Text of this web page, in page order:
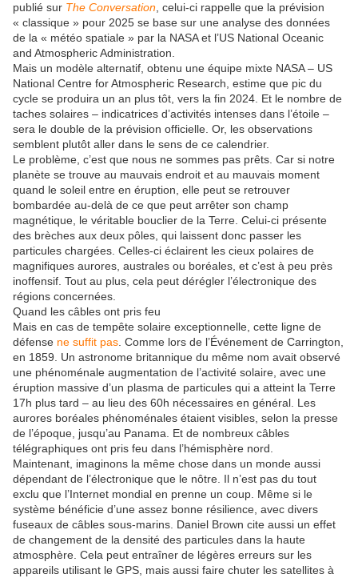
publié sur The Conversation, celui-ci rappelle que la prévision
« classique » pour 2025 se base sur une analyse des données
de la « météo spatiale » par la NASA et l’US National Oceanic
and Atmospheric Administration.
Mais un modèle alternatif, obtenu une équipe mixte NASA – US
National Centre for Atmospheric Research, estime que pic du
cycle se produira un an plus tôt, vers la fin 2024. Et le nombre de
taches solaires – indicatrices d’activités intenses dans l’étoile –
sera le double de la prévision officielle. Or, les observations
semblent plutôt aller dans le sens de ce calendrier.
Le problème, c’est que nous ne sommes pas prêts. Car si notre
planète se trouve au mauvais endroit et au mauvais moment
quand le soleil entre en éruption, elle peut se retrouver
bombardée au-delà de ce que peut arrêter son champ
magnétique, le véritable bouclier de la Terre. Celui-ci présente
des brèches aux deux pôles, qui laissent donc passer les
particules chargées. Celles-ci éclairent les cieux polaires de
magnifiques aurores, australes ou boréales, et c’est à peu près
inoffensif. Tout au plus, cela peut dérégler l’électronique des
régions concernées.
Quand les câbles ont pris feu
Mais en cas de tempête solaire exceptionnelle, cette ligne de
défense ne suffit pas. Comme lors de l’Événement de Carrington,
en 1859. Un astronome britannique du même nom avait observé
une phénoménale augmentation de l’activité solaire, avec une
éruption massive d’un plasma de particules qui a atteint la Terre
17h plus tard – au lieu des 60h nécessaires en général. Les
aurores boréales phénoménales étaient visibles, selon la presse
de l’époque, jusqu’au Panama. Et de nombreux câbles
télégraphiques ont pris feu dans l’hémisphère nord.
Maintenant, imaginons la même chose dans un monde aussi
dépendant de l’électronique que le nôtre. Il n’est pas du tout
exclu que l’Internet mondial en prenne un coup. Même si le
système bénéficie d’une assez bonne résilience, avec divers
fuseaux de câbles sous-marins. Daniel Brown cite aussi un effet
de changement de la densité des particules dans la haute
atmosphère. Cela peut entraîner de légères erreurs sur les
appareils utilisant le GPS, mais aussi faire chuter les satellites à